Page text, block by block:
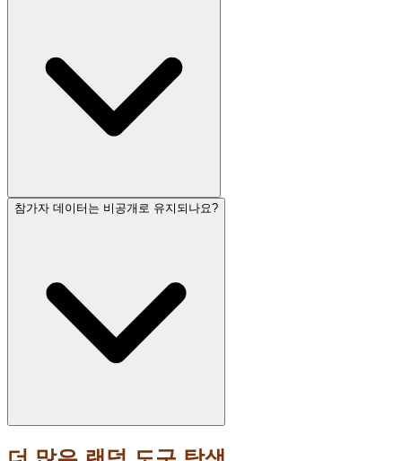
참가자 데이터는 비공개로 유지되나요?